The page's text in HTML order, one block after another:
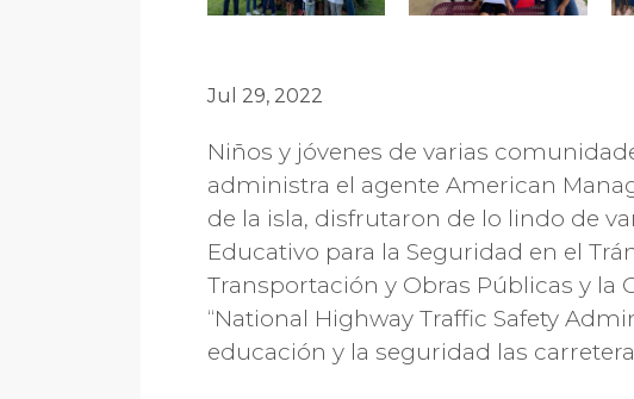
Jul 29, 2022
Niños y jóvenes de varias
administra el agente American
de la isla, disfrutaron de lo lindo de
Educativo para la Seguridad en el
Transportación y Obras Públicas y la
“National Highway Traffic Safety
educación y la seguridad las